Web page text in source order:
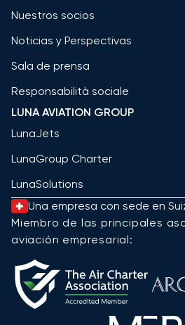
Nuestros socios
Noticias y Perspectivas
Sala de prensa
Responsabilità sociale
LUNA AVIATION GROUP
LunaJets
LunaGroup Charter
LunaSolutions
Una empresa con sede en
Miembro de las principales
aviación empresarial: